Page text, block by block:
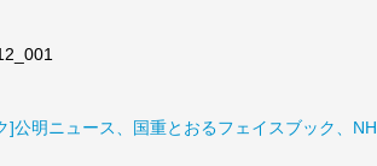
]公明ニュース、国重とおるフェイスブック、